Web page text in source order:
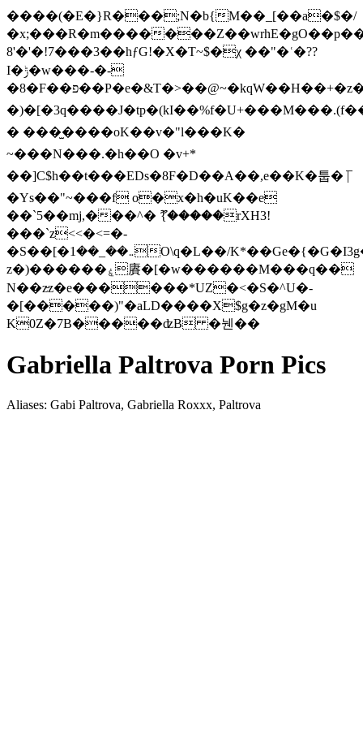
����(�E�}R���;N�b{M��_[��a�$�/
�x;���R�m����
8'�'�!7���3��hƒG!�X�T~$�χ ��"�ʿ�??
I�ݱ�w���-�-
�8�F��פ��P�e�&T�>��@~�kqW��H��+�z���D�-
�)�[�3q���� J�tp�(kI��%f�U+���M���.
� ���̫����oK��v�"l���K�
~���N���.�h��O �v+*
��]C$h��t���EDs�8F�D��A��,e��K�툽� |̅
�Ys��"~���f o�x�h�uK��e
��`5��mj,���^� ޫ{�����rXH3!
���`z<<�<=�-
�S��[�܅��_��1O\q�L��/K*��Ge�{�G�I3g�
z�)������ۼ賡�[�w������M���q��
N��z̵z�e������*UZ�<�S�^U�-
�[�����)"�aLD����X$g�z�gM�u
K0Z�7B�����ʣB �뉀��
Gabriella Paltrova Porn Pics
Aliases: Gabi Paltrova, Gabriella Roxxx, Paltrova